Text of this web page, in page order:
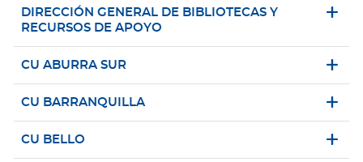
DIRECCIÓN GENERAL DE BIBLIOTECAS Y
RECURSOS DE APOYO
CU ABURRA SUR
CU BARRANQUILLA
CU BELLO